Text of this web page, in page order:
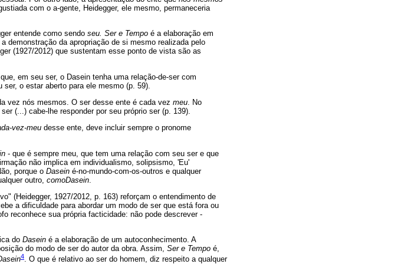
com o a-gente, Heidegger, ele mesmo, permaneceria
entende como sendo seu. Ser e Tempo é a elaboração em
a demonstração da apropriação de si mesmo realizada pelo
(1927/2012) que sustentam esse ponto de vista são as
que, em seu ser, o Dasein tenha uma relação-de-ser com
o estar aberto para ele mesmo (p. 59).
vez nós mesmos. O ser desse ente é cada vez meu . No
(...) cabe-lhe responder por seu próprio ser (p. 139).
vez-meu desse ente, deve incluir sempre o pronome
- que é sempre meu, que tem uma relação com seu ser e que
não implica em individualismo, solipsismo, 'Eu'
porque o Dasein é-no-mundo-com-os-outros e qualquer
outro, comoDasein
(Heidegger, 1927/2012, p. 163) reforçam o entendimento de
a dificuldade para abordar um modo de ser que está fora ou
reconhece sua própria facticidade: não pode descrever -
do Dasein é a elaboração de um autoconhecimento. A
do modo de ser do autor da obra. Assim, Ser e Tempo é,
4. O que é relativo ao ser do homem, diz respeito a qualquer